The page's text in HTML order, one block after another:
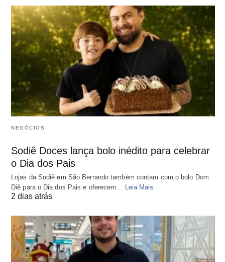
NEGÓCIOS
Sodiê Doces lança bolo inédito para celebrar
o Dia dos Pais
Lojas da Sodiê em São Bernardo também contam com o bolo Dom
Diê para o Dia dos Pais e oferecem… Leia Mais
2 dias atrás